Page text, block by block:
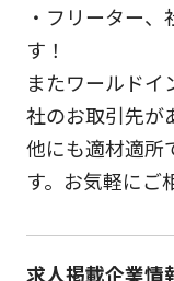
・フリーター
す！
またワールド
社のお取引先が
他にも適材適所
す。お気軽にご
求人掲載企業情